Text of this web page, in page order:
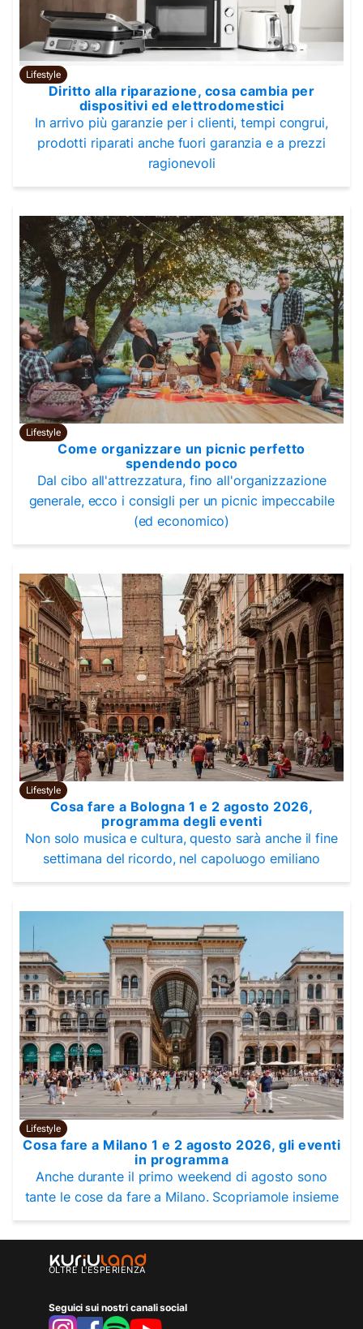
Lifestyle
Diritto alla riparazione, cosa cambia per
dispositivi ed elettrodomestici
In arrivo più garanzie per i clienti, tempi congrui,
prodotti riparati anche fuori garanzia e a prezzi
ragionevoli
Lifestyle
Come organizzare un picnic perfetto
spendendo poco
Dal cibo all'attrezzatura, fino all'organizzazione
generale, ecco i consigli per un picnic impeccabile
(ed economico)
Lifestyle
Cosa fare a Bologna 1 e 2 agosto 2026,
programma degli eventi
Non solo musica e cultura, questo sarà anche il fine
settimana del ricordo, nel capoluogo emiliano
Lifestyle
Cosa fare a Milano 1 e 2 agosto 2026, gli eventi
in programma
Anche durante il primo weekend di agosto sono
tante le cose da fare a Milano. Scopriamole insieme
OLTRE L'ESPERIENZA
Seguici sui nostri canali social